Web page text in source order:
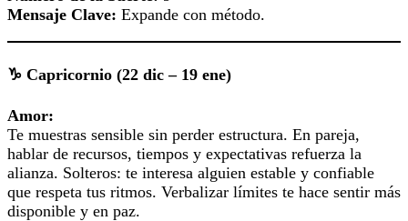
Mensaje Clave: Expande con método.
♑ Capricornio (22 dic – 19 ene)
Amor:
Te muestras sensible sin perder estructura. En pareja,
hablar de recursos, tiempos y expectativas refuerza la
alianza. Solteros: te interesa alguien estable y confiable
que respeta tus ritmos. Verbalizar límites te hace sentir más
disponible y en paz.